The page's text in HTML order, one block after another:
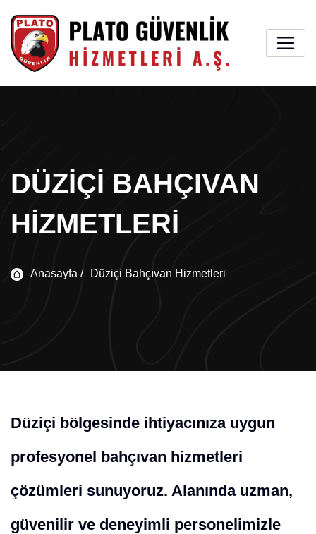
DÜZIÇI BAHÇIVAN
HIZMETLERI
Anasayfa / Düziçi Bahçıvan Hizmetleri
Düziçi bölgesinde ihtiyacınıza uygun
profesyonel bahçıvan hizmetleri
çözümleri sunuyoruz. Alanında uzman,
güvenilir ve deneyimli personelimizle